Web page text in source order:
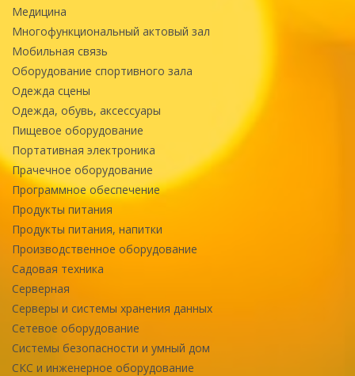
Медицина
Многофункциональный актовый зал
Мобильная связь
Оборудование спортивного зала
Одежда сцены
Одежда, обувь, аксессуары
Пищевое оборудование
Портативная электроника
Прачечное оборудование
Программное обеспечение
Продукты питания
Продукты питания, напитки
Производственное оборудование
Садовая техника
Серверная
Серверы и системы хранения данных
Сетевое оборудование
Системы безопасности и умный дом
СКС и инженерное оборудование